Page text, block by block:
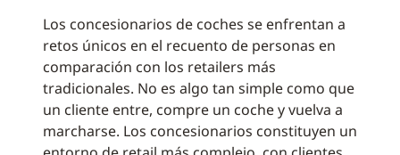
Los concesionarios de coches se enfrentan a
retos únicos en el recuento de personas en
comparación con los retailers más
tradicionales. No es algo tan simple como que
un cliente entre, compre un coche y vuelva a
marcharse. Los concesionarios constituyen un